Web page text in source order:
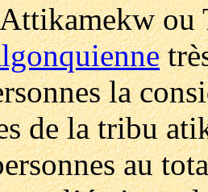
ou
la
de la tribu
au